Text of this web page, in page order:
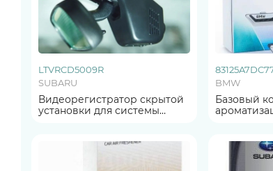
LTVRCD5009R
SUBARU
Видеорегистратор скрытой
установки для системы
BMW
Базовый